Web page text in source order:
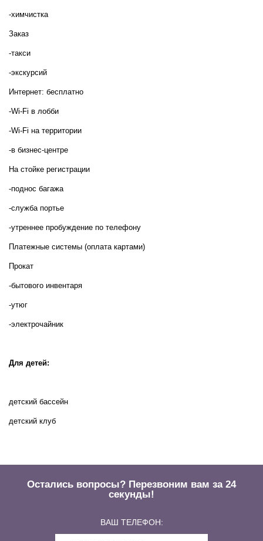
-химчистка
Заказ
-такси
-экскурсий
Интернет: бесплатно
-Wi-Fi в лобби
-Wi-Fi на территории
-в бизнес-центре
На стойке регистрации
-поднос багажа
-служба портье
-утреннее пробуждение по телефону
Платежные системы (оплата картами)
Прокат
-бытового инвентаря
-утюг
-электрочайник
Для детей:
детский бассейн
детский клуб
Остались вопросы? Перезвоним вам за 24
секунды!
ВАШ ТЕЛЕФОН: